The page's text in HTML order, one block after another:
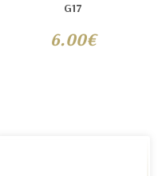
G17
6.00€